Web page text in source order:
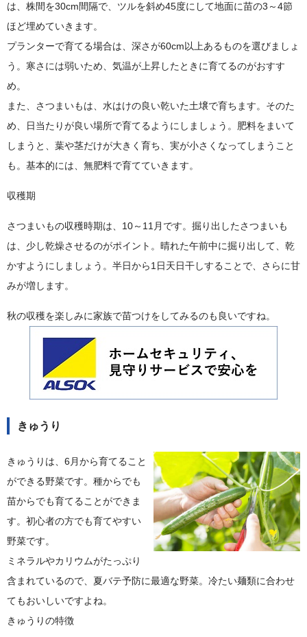
は、株間を30cm間隔で、ツルを斜め45度にして地面に苗の3～4節
ほど埋めていきます。
プランターで育てる場合は、深さが60cm以上あるものを選びましょ
う。寒さには弱いため、気温が上昇したときに育てるのがおすす
め。
また、さつまいもは、水はけの良い乾いた土壌で育ちます。そのた
め、日当たりが良い場所で育てるようにしましょう。肥料をまいて
しまうと、葉や茎だけが大きく育ち、実が小さくなってしまうこと
も。基本的には、無肥料で育てていきます。
収穫期
さつまいもの収穫時期は、10～11月です。掘り出したさつまいも
は、少し乾燥させるのがポイント。晴れた午前中に掘り出して、乾
かすようにしましょう。半日から1日天日干しすることで、さらに甘
みが増します。
秋の収穫を楽しみに家族で苗つけをしてみるのも良いですね。
きゅうり
きゅうりは、6月から育てること
ができる野菜です。種からでも
苗からでも育てることができま
す。初心者の方でも育てやすい
野菜です。
ミネラルやカリウムがたっぷり
含まれているので、夏バテ予防に最適な野菜。冷たい麺類に合わせ
てもおいしいですよね。
きゅうりの特徴